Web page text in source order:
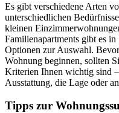
Es gibt verschiedene Arten
unterschiedlichen
kleinen
Familienapartments gibt es
Optionen zur Auswahl.
Wohnung beginnen, sollten
Kriterien Ihnen wichtig sind
Ausstattung, die Lage oder
Tipps zur